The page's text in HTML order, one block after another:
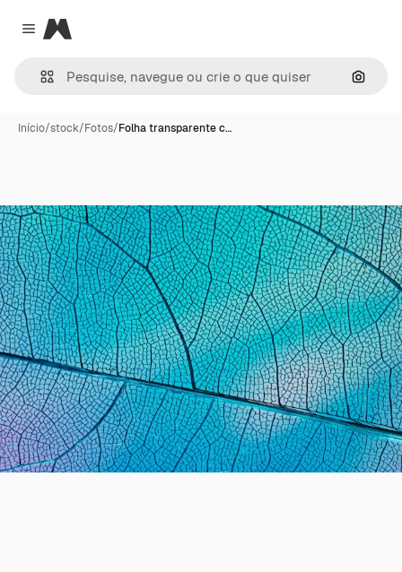
Close menu
Magnific
Início/stock/Fotos/Folha transparente c…